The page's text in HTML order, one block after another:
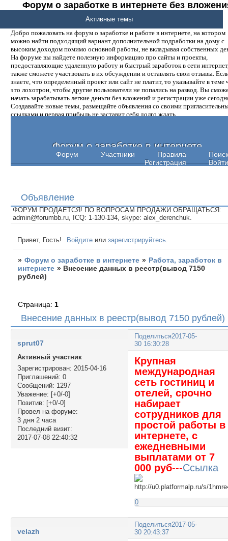
Форум о заработке в интернете без
денег.
Добро пожаловать на форум о заработке и работе в интернете, на котором
можно найти подходящий вариант дополнительной подработки на дому с
высоким доходом помимо основной работы, не вкладывая собственных
На форуме вы найдете полезную информацию про сайты и проекты,
предоставляющие удаленную работу и быстрый заработок в сети
также сможете участвовать в их обсуждении и оставлять свои отзывы.
знаете, что определенный проект или сайт не платит, то указывайте в теме
это лохотрон, чтобы другие пользователи не попались на развод. Вы
начать зарабатывать легкие деньги без вложений и регистрации уже
Создавайте новые темы, размещайте объявления со своими
ссылками и первая прибыль не заставит себя долго ждать.
Форум о заработке в интернете
Форум Участники Правила
Поиск
Регистрация
Войти
Активные темы
Объявление
ФОРУМ ПРОДАЕТСЯ! ПО ВОПРОСАМ ПРОДАЖИ ОБРАЩАТЬСЯ:
admin@forumbb.ru, ICQ: 1-130-134, skype: alex_derenchuk.
Привет, Гость! Войдите илизарегистрируйтесь
» Форум о заработке в интернете » Работа, заработок в
интернете » Внесение данных в реестр(вывод 7150
рублей)
Внесение данных в реестр(вывод 7150 рублей)
Страница: 1
Поделиться2017-05-
30 16:30:28
sprut07
Активный участник
Зарегистрирован: 2015-04-16
Приглашений: 0
Сообщений: 1297
Уважение: [+0/-0]
Позитив: [+0/-0]
Провел на форуме:
3 дня 2 часа
Последний визит:
2017-07-08 22:40:32
Крупная
международная
сеть гостиниц и
отелей, срочно
набирает
сотрудников для
простой работы в
интернете, с
ежедневными
выплатами от 7
000 руб---Ссылка
0
Поделиться2017-05-
30 20:43:37
velazh